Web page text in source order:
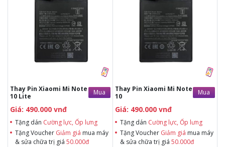
Thay Pin Xiaomi Mi Note
10 Lite
Mua
Giá: 490.000 vnđ
Tặng dán Cường lực, Ốp lưng
Tặng Voucher Giảm giá mua máy
& sửa chữa trị giá 50.000đ
Tặng dán Cường lực, Ốp lưng khi
Tặng Voucher Giảm giá mua máy
& sửa chữa trị giá 50.000đTặng dán
Cường lực, Ốp lưng khi mua BHV
Tặng Voucher Giảm giá mua máy
& sửa chữa trị giá 50.000đ
Thay Pin Xiaomi Mi Note
10
Mua
Giá: 490.000 vnđ
Tặng dán Cường lực, Ốp lưng
Tặng Voucher Giảm giá mua máy
& sửa chữa trị giá 50.000đ
Tặng dán Cường lực, Ốp lưng khi
Tặng Voucher Giảm giá mua máy
& sửa chữa trị giá 50.000đTặng dán
Cường lực, Ốp lưng khi mua BHV
Tặng Voucher Giảm giá mua máy
& sửa chữa trị giá 50.000đ